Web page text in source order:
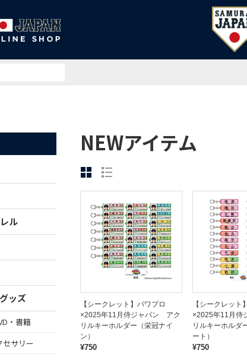
侍ジャパンオフィシャ
ル
ッズ
・書籍
セサリー
NEWアイテム
【シークレット】パワプロ
×2025年11月侍ジャパン アク
リルキーホルダー（栄冠ナイ
ン）
¥750
【シークレット
×2025年11月侍
リルキーホルダ
ート）
¥750